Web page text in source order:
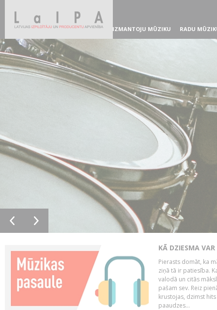
IZMANTOJU MŪZIKU RADU
KĀ DZIESMA
Pierasts domāt, ka
ziņā tā ir patiesība.
valodā un citās
pašam sev. Reiz
krustojas, dzimst
paaudzes...